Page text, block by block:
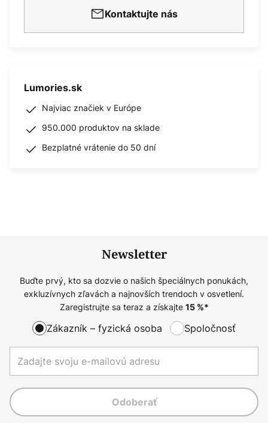
Kontaktujte nás
Lumories.sk
Najviac značiek v Európe
950.000 produktov na sklade
Bezplatné vrátenie do 50 dní
Newsletter
Buďte prvý, kto sa dozvie o našich špeciálnych ponukách,
exkluzívnych zľavách a najnovších trendoch v osvetlení.
Zaregistrujte sa teraz a získajte 15%*
Zákazník – fyzická osoba Spoločnosť
Odoberať